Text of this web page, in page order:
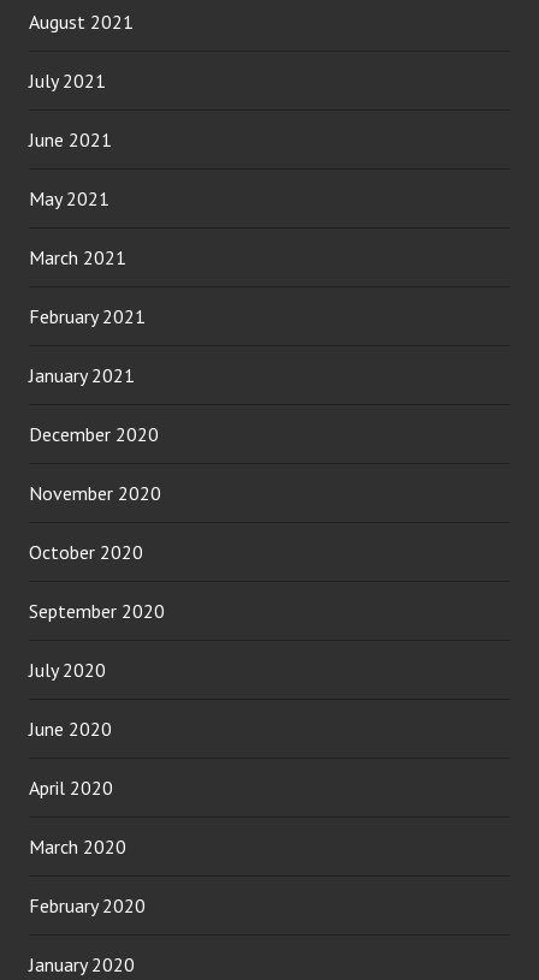
August 2021
July 2021
June 2021
May 2021
March 2021
February 2021
January 2021
December 2020
November 2020
October 2020
September 2020
July 2020
June 2020
April 2020
March 2020
February 2020
January 2020